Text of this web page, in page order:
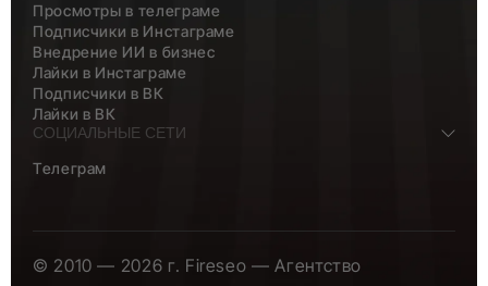
Просмотры в телеграме
Подписчики в Инстаграме
Внедрение ИИ в бизнес
Лайки в Инстаграме
Подписчики в ВК
Лайки в ВК
СОЦИАЛЬНЫЕ СЕТИ
Телеграм
© 2010 — 2026 г. Fireseo — Агентство